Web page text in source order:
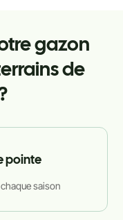
gazon
de
pointe
saison